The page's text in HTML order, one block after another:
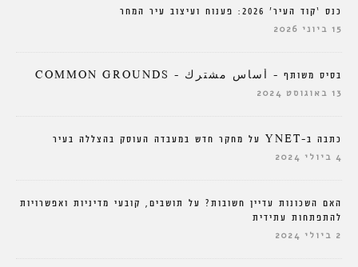
כנס ‘קוד העיר’ 2026: פענוח ועיצוב עיר המחר
15 ביוני 2026
בסיס משותף – أساس مشترك – COMMON GROUNDS
13 באוגוסט 2024
כתבה ב-YNET על מחקר חדש במעבדה העוסק בהצללה בעיר
4 ביולי 2024
האם השכונות עדיין חשובות? על תושבים, קובעי מדיניות ואפשרויות
להתפתחות עתידית
2 ביולי 2024